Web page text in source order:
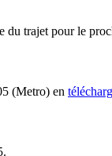
du trajet pour le
(Metro) en